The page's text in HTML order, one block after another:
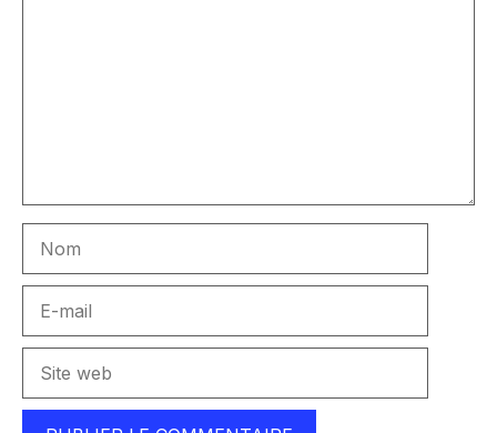
mail
web